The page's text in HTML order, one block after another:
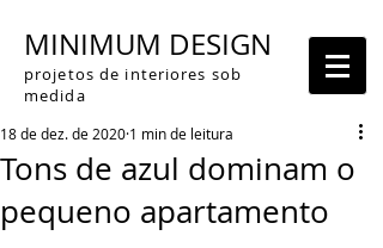
MINIMUM DESIGN
projetos de interiores sob
medida
Tons de azul dominam o
pequeno apartamento
18 de dez. de 2020 1 min de leitura